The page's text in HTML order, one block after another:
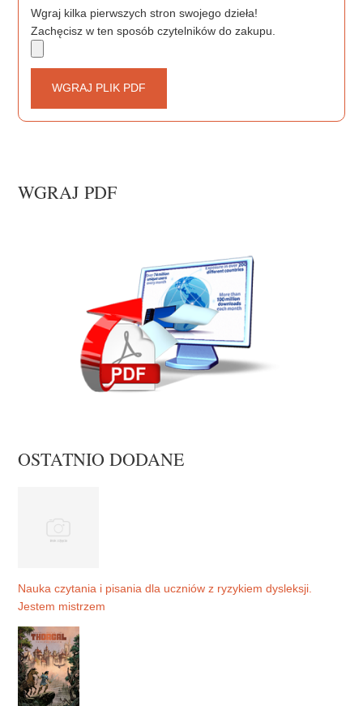
Wgraj kilka pierwszych stron swojego dzieła!
Zachęcisz w ten sposób czytelników do zakupu.
WGRAJ PLIK PDF
WGRAJ PDF
OSTATNIO DODANE
Nauka czytania i pisania dla uczniów z ryzykiem dysleksji.
Jestem mistrzem